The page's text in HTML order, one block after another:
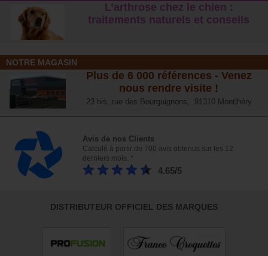
L’arthrose chez le chien :
traitements naturels et conseils
NOTRE MAGASIN
Plus de 6 000 références - Venez
nous rendre visite !
23 bis, rue des Bourguignons, 91310 Montlhéry
Avis de nos Clients
Calculé à partir de 700 avis obtenus sur les 12
derniers mois. *
4.65/5
DISTRIBUTEUR OFFICIEL DES MARQUES